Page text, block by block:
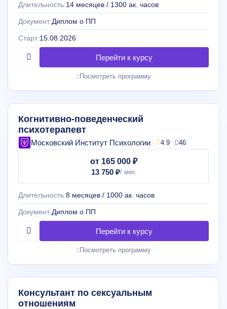
Длительность:14 месяцев / 1300 ак. часов
Документ:Диплом о ПП
Старт:15.08.2026
Посмотреть программу
Когнитивно-поведенческий
психотерапевт
Московский Институт Психологии 4.9 46
от 165 000 ₽
13 750 ₽
Длительность:8 месяцев / 1000 ак. часов
Документ:Диплом о ПП
Посмотреть программу
Консультант по сексуальным
отношениям